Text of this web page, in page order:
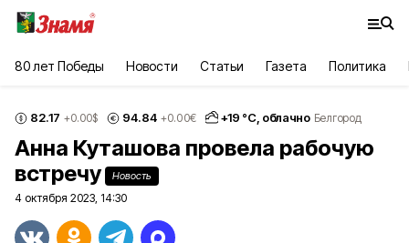
80 лет Победы Новости Статьи Газета Политика
82.17 +0.00$ 94.84 +0.00€ +19 °С, облачно Белгород
Анна Куташова провела рабочую
встречу
Новость
4 октября 2023, 14:30